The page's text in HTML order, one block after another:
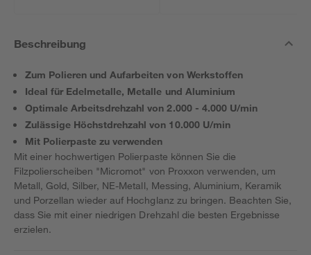
Beschreibung
Zum Polieren und Aufarbeiten von Werkstoffen
Ideal für Edelmetalle, Metalle und Aluminium
Optimale Arbeitsdrehzahl von 2.000 - 4.000 U/min
Zulässige Höchstdrehzahl von 10.000 U/min
Mit Polierpaste zu verwenden
Mit einer hochwertigen Polierpaste können Sie die
Filzpolierscheiben "Micromot" von Proxxon verwenden, um
Metall, Gold, Silber, NE-Metall, Messing, Aluminium, Keramik
und Porzellan wieder auf Hochglanz zu bringen. Beachten Sie,
dass Sie mit einer niedrigen Drehzahl die besten Ergebnisse
erzielen.